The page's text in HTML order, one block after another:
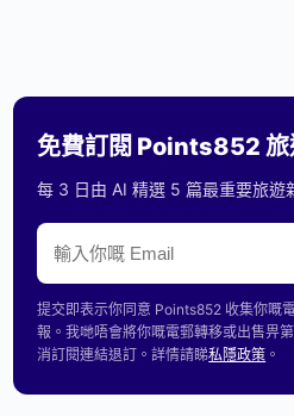
免費訂閱 Points852 旅
每 3 日由 AI 精選 5 篇最重要旅遊
提交即表示你同意 Points852 收集你嘅
報。我哋唔會將你嘅電郵轉移或出售畀
消訂閱連結退訂。詳情請睇私隱政策 。